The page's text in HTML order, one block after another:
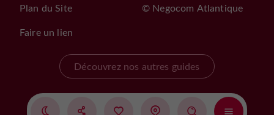
Plan du Site
Faire un lien
© Negocom Atlantique
Découvrez nos autres guides